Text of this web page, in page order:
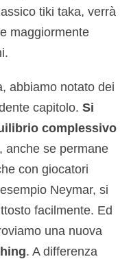
tiki taka, verrà
maggiormente
abbiamo notato dei
capitolo. Si
complessivo
, anche se permane
con giocatori
Neymar, si
facilmente. Ed
una nuova
. A differenza